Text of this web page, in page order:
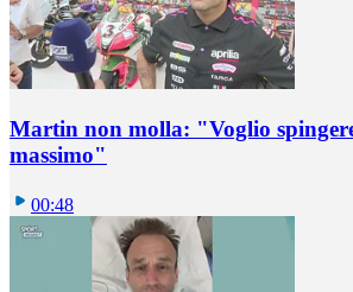
Martin non molla: "Voglio
massimo"
00:48